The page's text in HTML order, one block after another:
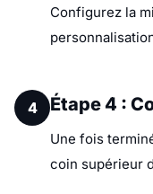
Configurez la
4 Étape 4 :
Une fois
coin supérieur